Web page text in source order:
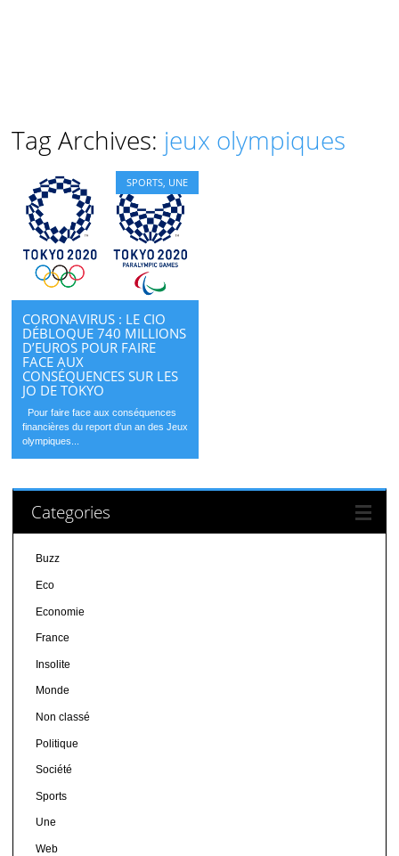
Tag Archives: jeux olympiques
SPORTS UNE
CORONAVIRUS : LE CIO
DÉBLOQUE 740 MILLIONS
D’EUROS POUR FAIRE
FACE AUX
CONSÉQUENCES SUR LES
JO DE TOKYO
Pour faire face aux conséquences
financières du report d’un an des Jeux
olympiques...
Categories
Buzz
Eco
Economie
France
Insolite
Monde
Non classé
Politique
Société
Sports
Une
Web